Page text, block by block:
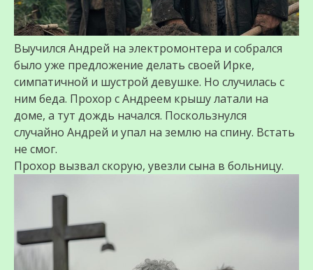
Выучился Андрей на электромонтера и собрался
было уже предложение делать своей Ирке,
симпатичной и шустрой девушке. Но случилась с
ним беда. Прохор с Андреем крышу латали на
доме, а тут дождь начался. Поскользнулся
случайно Андрей и упал на землю на спину. Встать
не смог.
Прохор вызвал скорую, увезли сына в больницу.